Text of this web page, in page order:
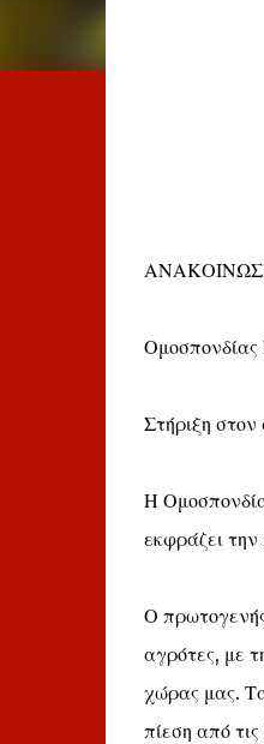
Ομοσπονδίας
Στήριξη
Η
εκφράζει
Ο πρωτογενής
αγρότες, με
χώρας μας.
πίεση από